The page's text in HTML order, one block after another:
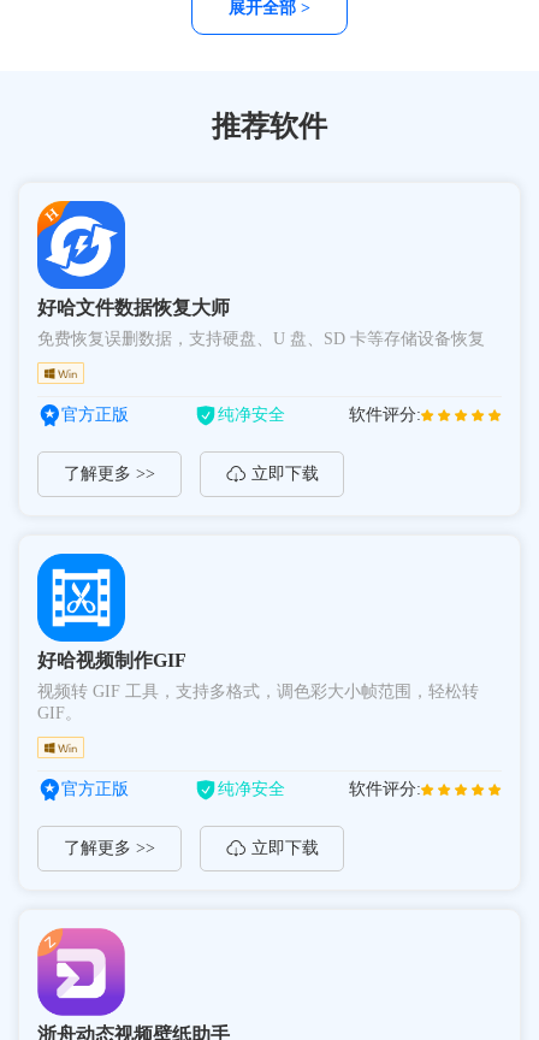
展开全部 >
推荐软件
好哈文件数据恢复大师
免费恢复误删数据，支持硬盘、U 盘、SD 卡等存储设备恢复
官方正版 纯净安全 软件评分:
了解更多 >> 立即下载
好哈视频制作GIF
视频转 GIF 工具，支持多格式，调色彩大小帧范围，轻松转
GIF。
官方正版 纯净安全 软件评分:
了解更多 >> 立即下载
浙舟动态视频壁纸助手